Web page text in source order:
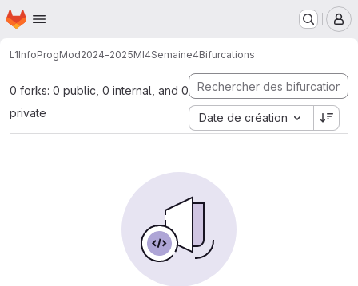
Passer au contenu principal
Page d'accueil
L1InfoProgMod2024-2025MI4Semaine4Bifurcations
0 forks: 0 public, 0 internal, and 0
private
Date de création